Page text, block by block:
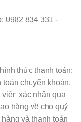
0982 834 331 -
thức thanh toán:
toán chuyển khoản.
xác nhận qua
hàng về cho quý
và thanh toán